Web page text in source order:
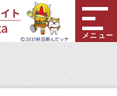
メニュー